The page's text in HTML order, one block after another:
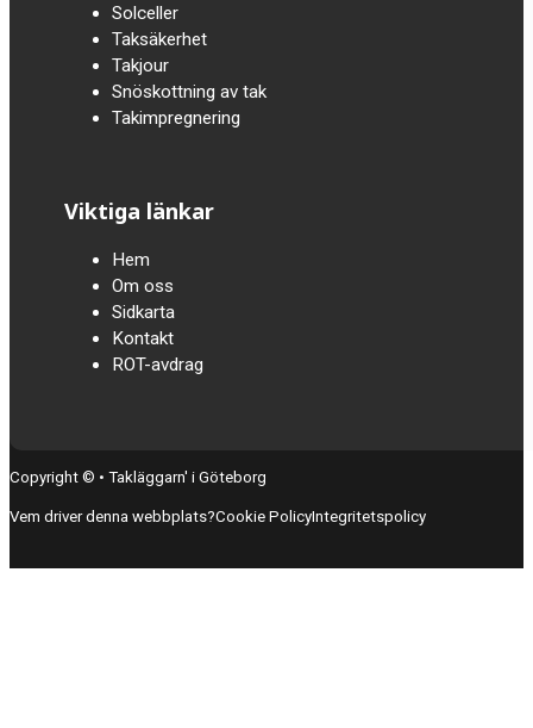
Solceller
Taksäkerhet
Takjour
Snöskottning av tak
Takimpregnering
Viktiga länkar
Hem
Om oss
Sidkarta
Kontakt
ROT-avdrag
Copyright © • Takläggarn' i Göteborg
Vem driver denna webbplats?Cookie PolicyIntegritetspolicy